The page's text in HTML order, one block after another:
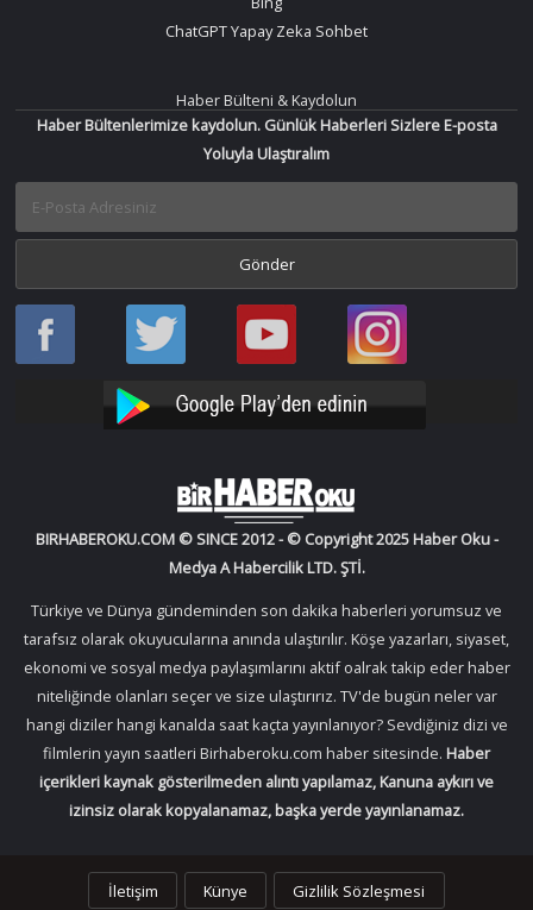
ChatGPT Yapay Zeka Sohbet
Haber Bülteni & Kaydolun
Haber Bültenlerimize kaydolun. Günlük Haberleri Sizlere E-posta
Yoluyla Ulaştıralım
Haber
Oku
Haber
Oku
Bir
Haber
YouTube
Bir
Haber
Instagram
BIRHABEROKU.COM © SINCE 2012 - © Copyright 2025 Haber Oku -
Medya A Habercilik LTD. ŞTİ.
Türkiye ve Dünya gündeminden son dakika haberleri yorumsuz ve
tarafsız olarak okuyucularına anında ulaştırılır. Köşe yazarları, siyaset,
ekonomi ve sosyal medya paylaşımlarını aktif oalrak takip eder haber
niteliğinde olanları seçer ve size ulaştırırız. TV'de bugün neler var
hangi diziler hangi kanalda saat kaçta yayınlanıyor? Sevdiğiniz dizi ve
filmlerin yayın saatleri Birhaberoku.com haber sitesinde. Haber
içerikleri kaynak gösterilmeden alıntı yapılamaz, Kanuna aykırı ve
izinsiz olarak kopyalanamaz, başka yerde yayınlanamaz.
İletişim Künye Gizlilik Sözleşmesi